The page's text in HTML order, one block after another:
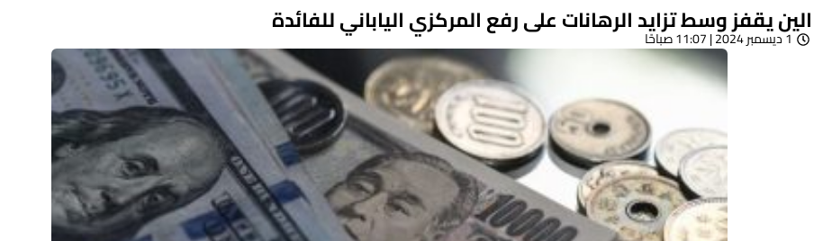
الين يقفز وسط تزايد الرهانات على رفع المركزي الياباني للفائدة
1 ديسمبر 2024 | 11:07 صباحًا